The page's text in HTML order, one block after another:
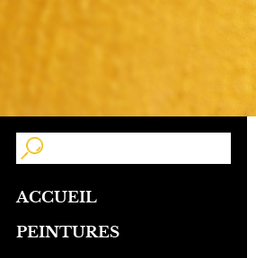
ACCUEIL
PEINTURES